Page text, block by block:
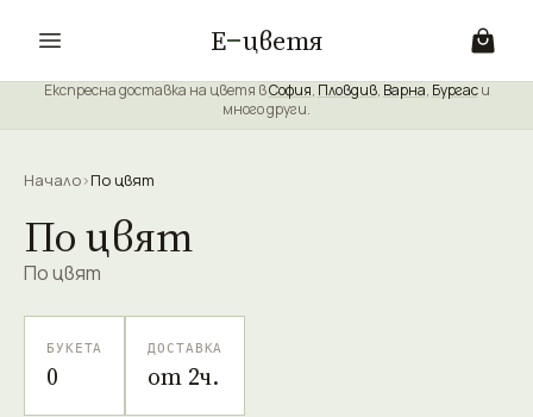
Е цветя
Експресна доставка на цветя вСофия, Пловдив, Варна, Бургаси
много други.
Начало›По цвят
По цвят
По цвят
БУКЕТА
0
ДОСТАВКА
от 2ч.